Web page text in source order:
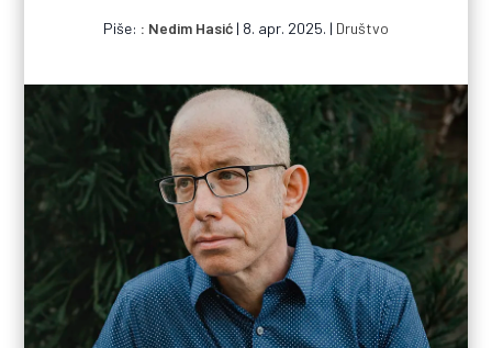
Piše: Nedim Hasić | 8. apr. 2025. | Društvo